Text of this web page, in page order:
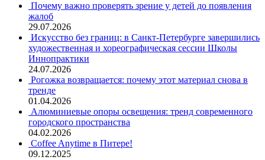
Почему важно проверять зрение у детей до появления
жалоб
29.07.2026
Искусство без границ: в Санкт-Петербурге завершились
художественная и хореографическая сессии Школы
Иннопрактики
24.07.2026
Рогожка возвращается: почему этот материал снова в
тренде
01.04.2026
Алюминиевые опоры освещения: тренд современного
городского пространства
04.02.2026
Coffee Anytime в Питере!
09.12.2025